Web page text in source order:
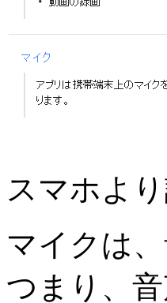
スマホよ
マイクは
つまり、